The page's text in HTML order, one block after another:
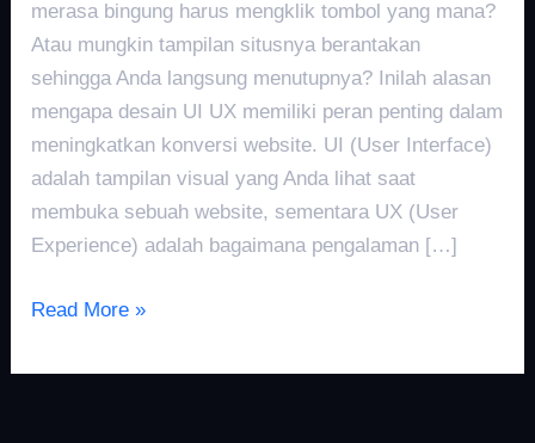
merasa bingung harus mengklik tombol yang mana?
Atau mungkin tampilan situsnya berantakan
sehingga Anda langsung menutupnya? Inilah alasan
mengapa desain UI UX memiliki peran penting dalam
meningkatkan konversi website. UI (User Interface)
adalah tampilan visual yang Anda lihat saat
membuka sebuah website, sementara UX (User
Experience) adalah bagaimana pengalaman […]
Read More »